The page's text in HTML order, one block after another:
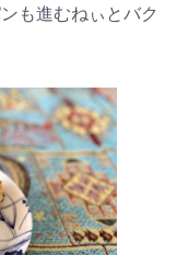
も進むねぃとバク